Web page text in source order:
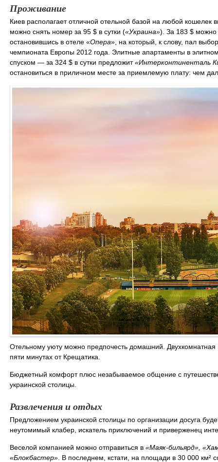
Проживание
Киев располагает отличной отельной базой на любой кошелек
можно снять номер за 95 $ в сутки («Украина»). За 183 $ можно
остановившись в отеле «Опера», на который, к слову, пал
чемпионата Европы 2012 года. Элитные апартаменты в
спуском — за 324 $ в сутки предложит«Интерконтиненталь
остановиться в приличном месте за приемлемую плату: чем
Отельному уюту можно предпочесть домашний.
пяти минутах от Крещатика.
Бюджетный комфорт плюс незабываемое общение с
украинской столицы.
Развлечения и отдых
Предложением украинской столицы по организации досуга
неутомимый клабер, искатель приключений и приверженец
Веселой компанией можно отправиться в «Маяк-бильярд»,
«Блокбастер» . В последнем, кстати, на площади в 30 000 км²